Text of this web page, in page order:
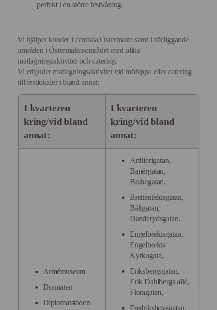
perfekt i en större festvåning.
Vi hjälper kunder i centrala Östermalm samt i närliggande
områden i Östermalmsområdet med olika
matlagningsaktiviter och catering.
Vi erbjuder matlagningsaktivitet vid möhippa eller catering
till festlokaler i bland annat:
I kvarteren
kring/vid bland
annat:
I kvarteren
kring/vid bland
annat:
Armémuseum
Dramaten
Diplomatstaden
Artillerigatan,
Banérgatan,
Brahegatan,
Breitenfeldsgatan,
Bältgatan,
Danderydsgatan,
Engelbrektsgatan,
Engelbrekts
Kyrkogata,
Eriksbergsgatan,
Erik Dahlbergs allé,
Floragatan,
Fredrikshovsgatan,